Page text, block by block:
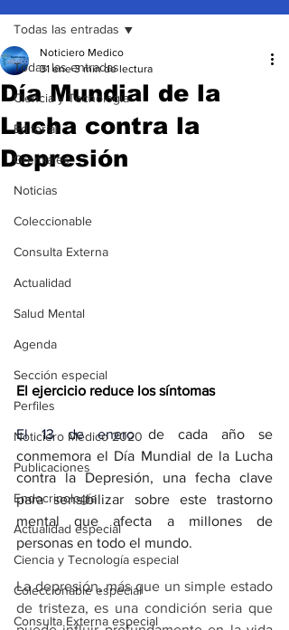
Todas las entradas
Ciencia y Tecnología
Editorial
Gremiales
Noticias
Coleccionable
Consulta Externa
Actualidad
Salud Mental
Agenda
Sección especial
Perfiles
Noticiero Médico 2020
Publicaciones
Endocrinología
Actualidad especial
Ciencia y Tecnología especial
Coleccionable especial
Consulta Externa especial
Todas las entradas
Día Mundial de la
Lucha contra la
Depresión
Noticiero Medico
31 ene 3 min de lectura
El ejercicio reduce los síntomas
El 13 de enero de cada año se
conmemora el Día Mundial de la Lucha
contra la Depresión, una fecha clave
para sensibilizar sobre este trastorno
mental que afecta a millones de
personas en todo el mundo.
La depresión, más que un simple estado
de tristeza, es una condición seria que